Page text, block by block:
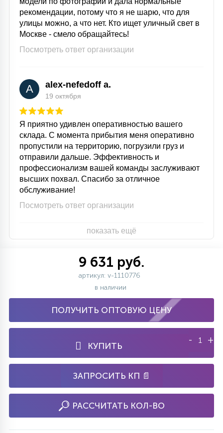
рекомендации, потому что я не шарю, что для
улицы можно, а что нет. Кто ищет уличный свет в
Москве - смело обращайтесь!
Посмотреть ответ организации
A alex-nefedoff a.
19 октября
Я приятно удивлен оперативностью вашего
склада. С момента прибытия меня оперативно
пропустили на территорию, погрузили груз и
отправили дальше. Эффективность и
профессионализм вашей команды заслуживают
высших похвал. Спасибо за отличное
обслуживание!
Посмотреть ответ организации
показать ещё
9 631 руб.
артикул: v-1110776
в наличии
ПОЛУЧИТЬ ОПТОВУЮ ЦЕНУ
КУПИТЬ
- +
ЗАПРОСИТЬ КП 📄
РАССЧИТАТЬ КОЛ-ВО